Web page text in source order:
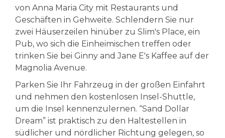
von Anna Maria City mit Restaurants und
Geschäften in Gehweite. Schlendern Sie nur
zwei Häuserzeilen hinüber zu Slim's Place, ein
Pub, wo sich die Einheimischen treffen oder
trinken Sie bei Ginny and Jane E's Kaffee auf der
Magnolia Avenue.
Parken Sie Ihr Fahrzeug in der großen Einfahrt
und nehmen den kostenlosen Insel-Shuttle,
um die Insel kennenzulernen. “Sand Dollar
Dream” ist praktisch zu den Haltestellen in
südlicher und nördlicher Richtung gelegen, so